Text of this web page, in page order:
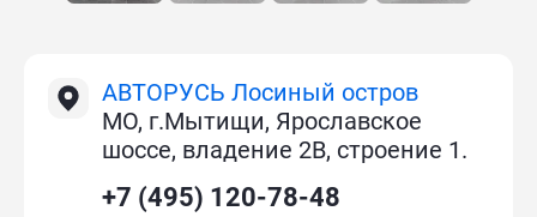
АВТОРУСЬ Лосиный остров
МО, г.Мытищи, Ярославское
шоссе, владение 2В, строение 1.
+7 (495) 120-78-48